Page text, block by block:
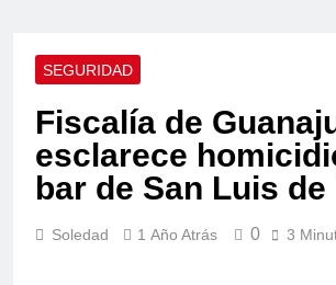
SEGURIDAD
Fiscalía de
esclarece
bar de San Luis de
Soledad 1 Año Atrás 0 3